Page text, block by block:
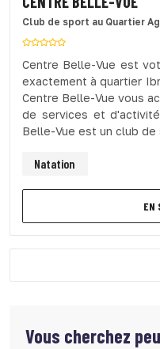
Club de sport au Quartier
Centre Belle-Vue est
exactement à quartier
Centre Belle-Vue vous
de services et
Belle-Vue est un club de
Natation
EN
Vous cherchez